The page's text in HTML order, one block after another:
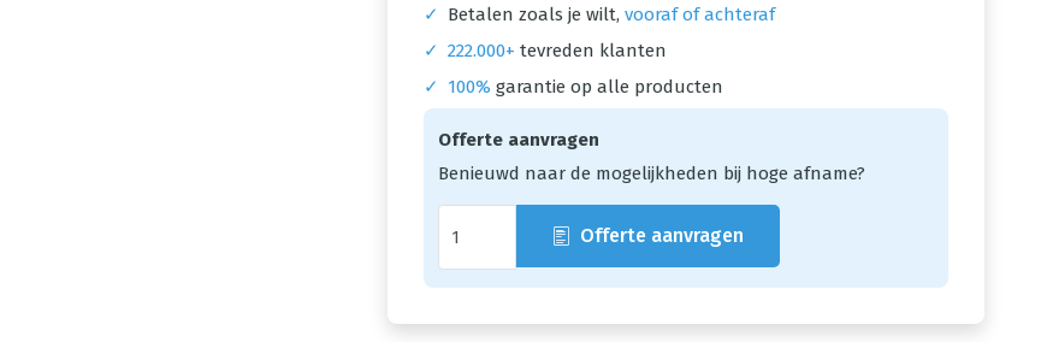
✓
Betalen zoals je wilt, vooraf of achteraf
✓ 222.000+ tevreden klanten
✓
100% garantie op alle producten
Offerte aanvragen
Benieuwd naar de mogelijkheden bij hoge afname?
Offerte aanvragen